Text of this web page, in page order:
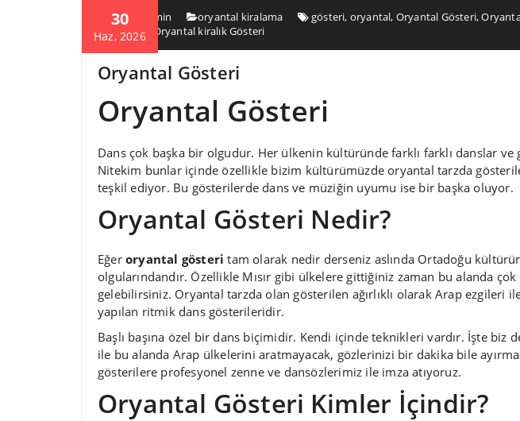
30
Haz, 2026
admin admin oryantal kiralama gösteri, oryantal, Oryantal Gösteri,
Gösterileri
Oryantal kiralık Gösteri
Oryantal Gösteri
Oryantal Gösteri
Dans çok başka bir olgudur. Her ülkenin kültüründe farklı farklı danslar ve
Nitekim bunlar içinde özellikle bizim kültürümüzde oryantal tarzda
teşkil ediyor. Bu gösterilerde dans ve müziğin uyumu ise bir başka oluyor.
Oryantal Gösteri Nedir?
Eğeroryantal gösteritam olarak nedir derseniz aslında Ortadoğu
olgularındandır. Özellikle Mısır gibi ülkelere gittiğiniz zaman bu alanda
gelebilirsiniz. Oryantal tarzda olan gösterilen ağırlıklı olarak Arap ezgileri
yapılan ritmik dans gösterileridir.
Başlı başına özel bir dans biçimidir. Kendi içinde teknikleri vardır. İşte biz
ile bu alanda Arap ülkelerini aratmayacak, gözlerinizi bir dakika bile
gösterilere profesyonel zenne ve dansözlerimiz ile imza atıyoruz.
Oryantal Gösteri Kimler İçindir?